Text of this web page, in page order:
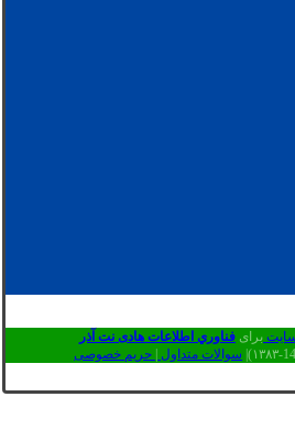
برای فناوري اطلاعات هادی نت آذر
سوالات متداول حریم خصوصی